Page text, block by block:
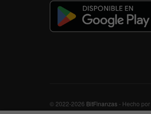
© 2022-2026 BitFinanzas - Hecho por